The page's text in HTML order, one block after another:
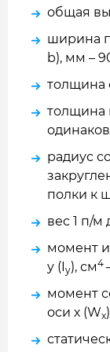
общая
ширина
b), мм –
толщина
толщина
радиус
полки к
вес 1 п/м
момент
у (I y), см4
момент
оси х (Wx